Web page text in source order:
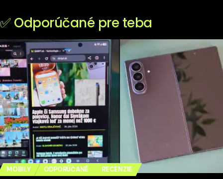
✅ Odporúčané pre teba
MOBILY ODPORÚČANÉ RECENZIE